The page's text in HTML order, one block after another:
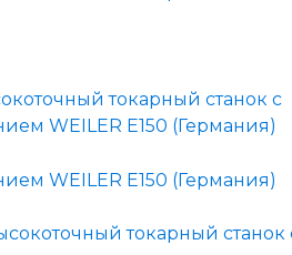
токарный станок с
WEILER E150 (Германия)